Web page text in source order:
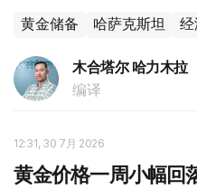
黄金储备 哈萨克斯坦
木合塔尔 哈力木拉
编译
12:31, 30 7月 2026
黄金价格一周小幅回